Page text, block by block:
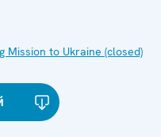
Mission to Ukraine (closed)